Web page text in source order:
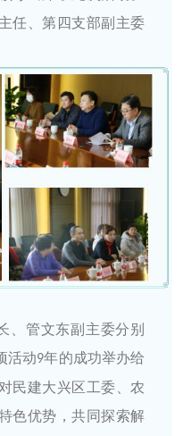
任、第四支部副主委
、管文东副主委分别
活动9年的成功举办给
民建大兴区工委、农
色优势，共同探索解